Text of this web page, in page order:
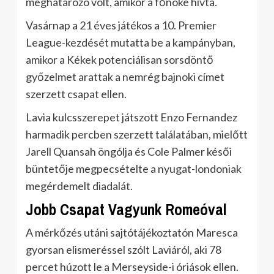
Vasárnap a 21 éves játékos a 10. Premier
League-kezdését mutatta be a kampányban,
amikor a Kékek potenciálisan sorsdöntő
győzelmet arattak a nemrég bajnoki címet
szerzett csapat ellen.
Lavia kulcsszerepet játszott Enzo Fernandez
harmadik percben szerzett találatában, mielőtt
Jarell Quansah öngólja és Cole Palmer késői
büntetője megpecsételte a nyugat-londoniak
megérdemelt diadalát.
Jobb Csapat Vagyunk Romeóval
A mérkőzés utáni sajtótájékoztatón Maresca
gyorsan elismeréssel szólt Laviáról, aki 78
percet húzott le a Merseyside-i óriások ellen.